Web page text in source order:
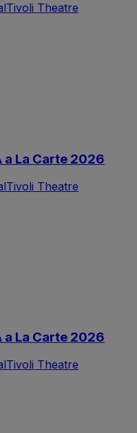
Tivoli Theatre
a La Carte 2026
Tivoli Theatre
a La Carte 2026
Tivoli Theatre